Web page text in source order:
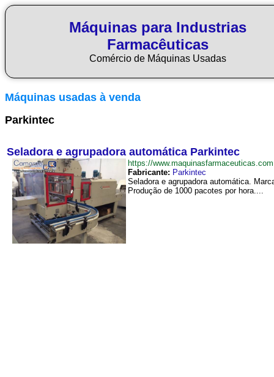
Máquinas para Industrias
Farmacêuticas
Comércio de Máquinas Usadas
Máquinas usadas à venda
Parkintec
Seladora e agrupadora automática Parkintec
https://
Fabricante: Parkintec
Seladora e agrupadora automática.
Produção de 1000 pacotes por hora....